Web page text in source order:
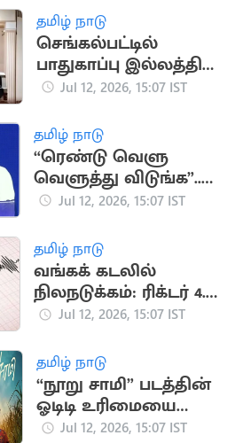
தமிழ் நாடு
செங்கல்பட்டில்
பாதுகாப்பு இல்லத்தில்
இருந்து சிறுவர்கள்
Jul 12, 2026, 15:07 IST
தமிழ் நாடு
“ரெண்டு வெளு
வெளுத்து விடுங்க”..
CM விஜய் குறித்து
Jul 12, 2026, 15:07 IST
தமிழ் நாடு
வங்கக் கடலில்
நிலநடுக்கம்: ரிக்டர் 4.5
ஆக பதிவு
Jul 12, 2026, 15:07 IST
தமிழ் நாடு
“நூறு சாமி” படத்தின்
ஓடிடி உரிமையை
கைப்பற்றிய 'ஜீ'
Jul 12, 2026, 15:07 IST